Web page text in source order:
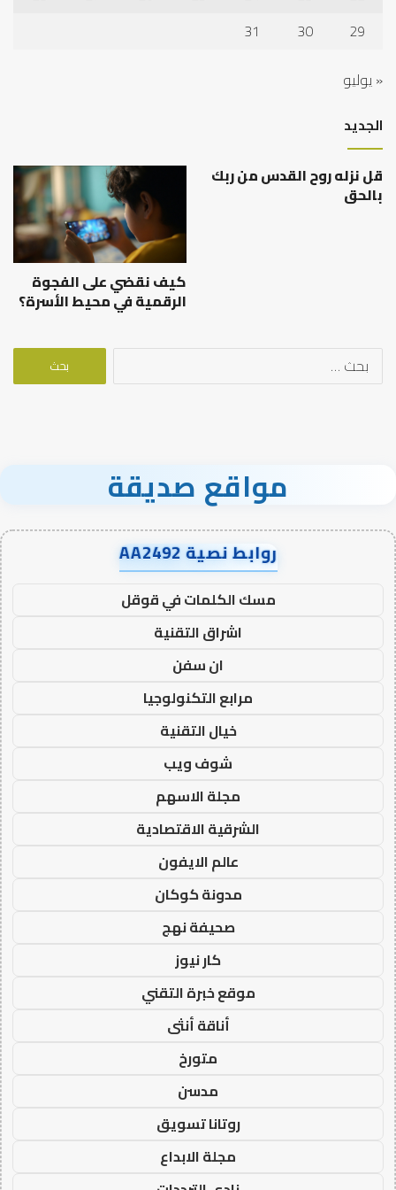
29
30
31
« يوليو
الجديد
قل نزله روح القدس من ربك
بالحق
كيف نقضي على الفجوة
الرقمية في محيط الأسرة؟
البحث
مواقع صديقة
روابط نصية AA2492
مسك الكلمات في قوقل
اشراق التقنية
ان سفن
مرابع التكنولوجيا
خيال التقنية
شوف ويب
مجلة الاسهم
الشرقية الاقتصادية
عالم الايفون
مدونة كوكان
صحيفة نهج
كار نيوز
موقع خبرة التقني
أناقة أنثى
متورخ
مدسن
روتانا تسويق
مجلة الابداع